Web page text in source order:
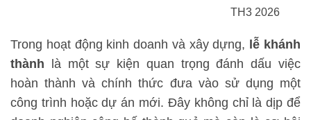
TH3 2026
Trong hoạt động kinh doanh và xây dựng, lễ khánh
thành là một sự kiện quan trọng đánh dấu việc
hoàn thành và chính thức đưa vào sử dụng một
công trình hoặc dự án mới. Đây không chỉ là dịp để